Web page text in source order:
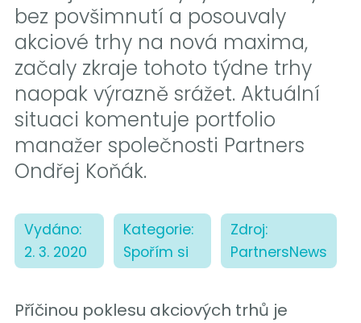
bez povšimnutí a posouvaly
akciové trhy na nová maxima,
začaly zkraje tohoto týdne trhy
naopak výrazně srážet. Aktuální
situaci komentuje portfolio
manažer společnosti Partners
Ondřej Koňák.
Vydáno:
2. 3. 2020
Kategorie:
Spořím si
Zdroj:
PartnersNews
Příčinou poklesu akciových trhů je